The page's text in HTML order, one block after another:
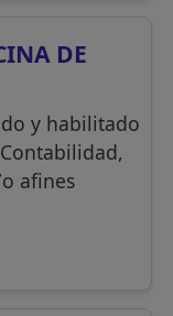
DE
y habilitado
afines